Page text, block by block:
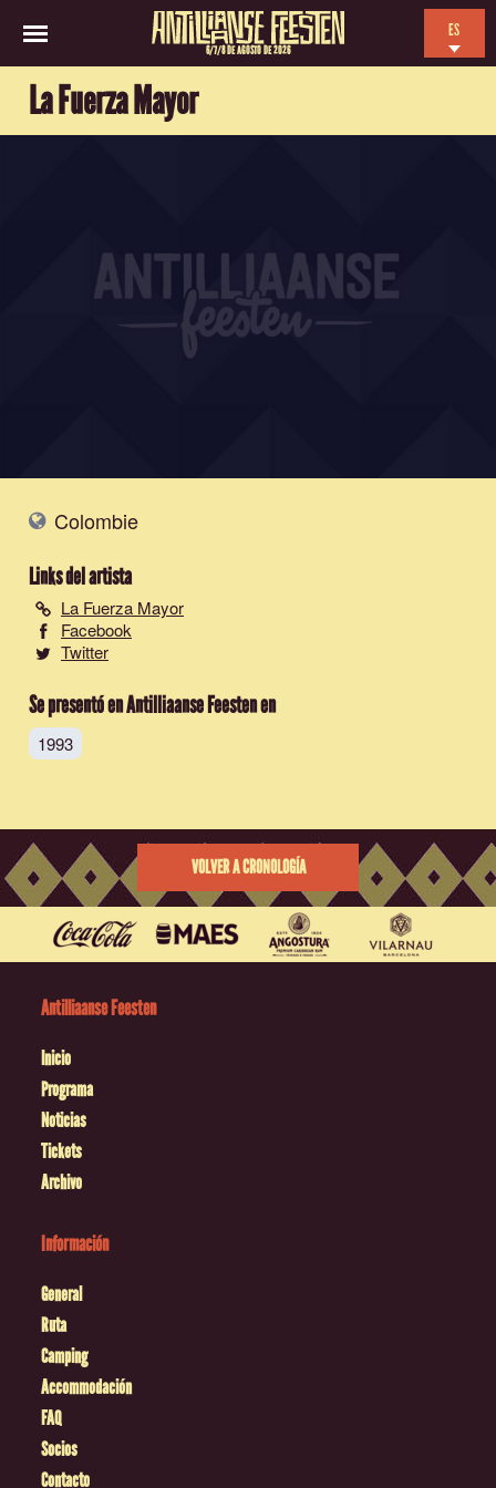
6/7/8 DE AGOSTO DE 2026
ES
La Fuerza Mayor
Colombie
Links del artista
La Fuerza Mayor
Facebook
Twitter
Se presentó en Antilliaanse Feesten en
1993
VOLVER A CRONOLOGÍA
Antilliaanse Feesten
Inicio
Programa
Noticias
Tickets
Archivo
Información
General
Ruta
Camping
Accommodación
FAQ
Socios
Contacto